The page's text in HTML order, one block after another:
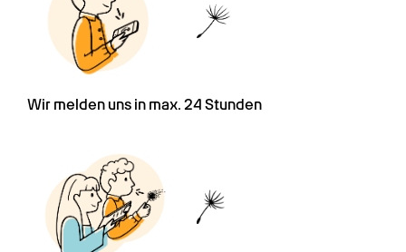
Wir melden uns in max. 24 Stunden